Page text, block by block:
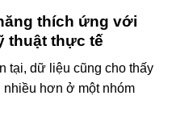
thích ứng với
thuật thực tế
tại, dữ liệu cũng cho thấy
hơn ở một nhóm